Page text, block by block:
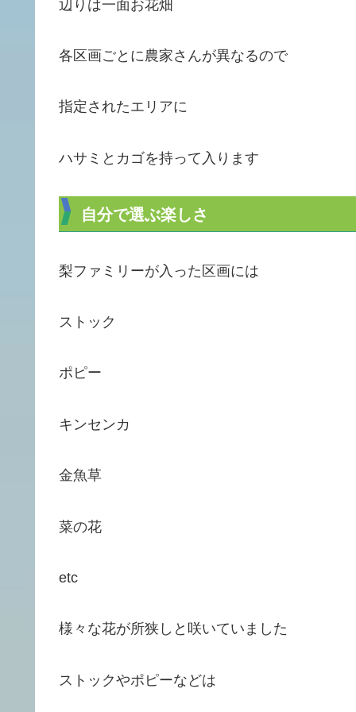
辺りは一面お花畑
各区画ごとに農家さんが異なるので
指定されたエリアに
ハサミとカゴを持って入ります
自分で選ぶ楽しさ
梨ファミリーが入った区画には
ストック
ポピー
キンセンカ
金魚草
菜の花
etc
様々な花が所狭しと咲いていました
ストックやポピーなどは